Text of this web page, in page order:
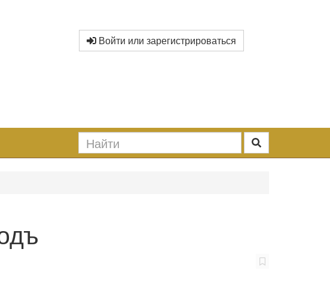
Войти или зарегистрироваться